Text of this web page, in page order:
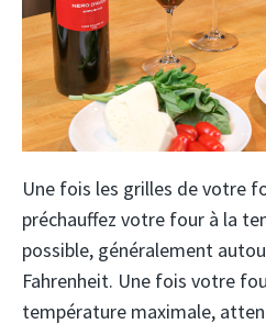
Une fois les grilles de votre
préchauffez votre four à la
possible, généralement
Fahrenheit. Une fois votre
température maximale,